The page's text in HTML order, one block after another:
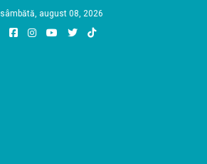
sâmbătă, august 08, 2026